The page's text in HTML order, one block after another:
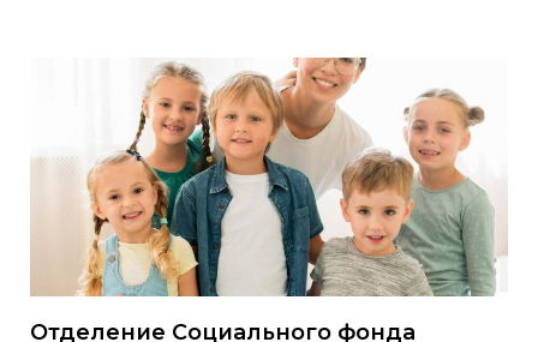
Отделение Социального фонда